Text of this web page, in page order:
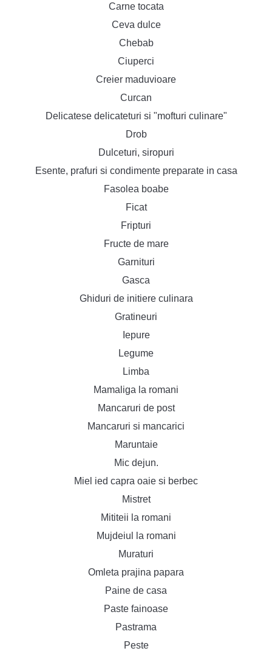
Carne tocata
Ceva dulce
Chebab
Ciuperci
Creier maduvioare
Curcan
Delicatese delicateturi si "mofturi culinare"
Drob
Dulceturi, siropuri
Esente, prafuri si condimente preparate in casa
Fasolea boabe
Ficat
Fripturi
Fructe de mare
Garnituri
Gasca
Ghiduri de initiere culinara
Gratineuri
Iepure
Legume
Limba
Mamaliga la romani
Mancaruri de post
Mancaruri si mancarici
Maruntaie
Mic dejun.
Miel ied capra oaie si berbec
Mistret
Mititeii la romani
Mujdeiul la romani
Muraturi
Omleta prajina papara
Paine de casa
Paste fainoase
Pastrama
Peste